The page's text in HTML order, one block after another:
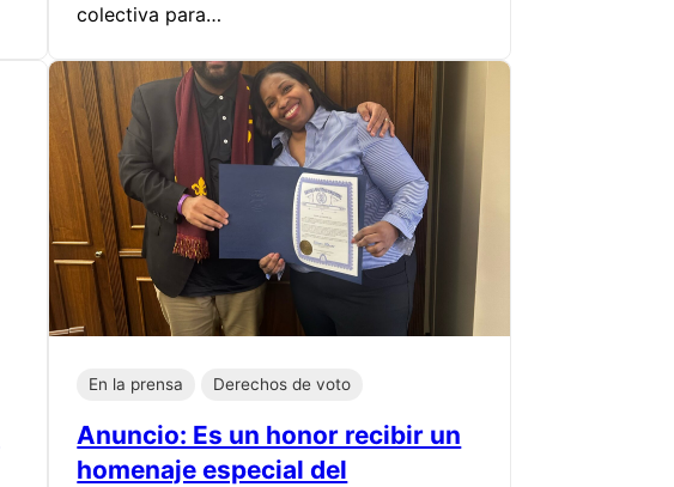
colectiva para…
En la prensa Derechos de voto
Anuncio: Es un honor recibir un
homenaje especial del